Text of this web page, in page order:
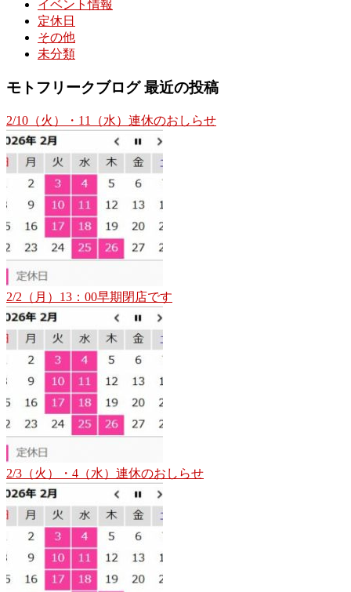
イベント情報
定休日
その他
未分類
モトフリークブログ 最近の投稿
2/10（火）・11（水）連休のおしらせ
2/2（月）13：00早期閉店です
2/3（火）・4（水）連休のおしらせ